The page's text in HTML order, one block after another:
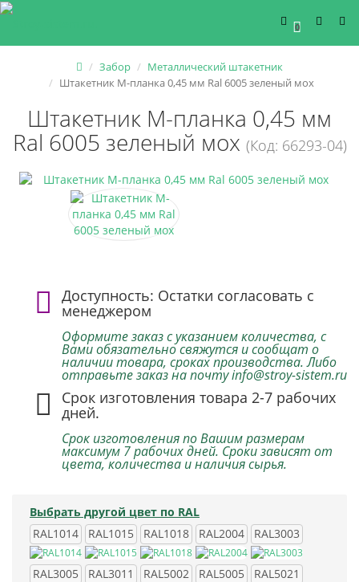
0
Забор
Металлический штакетник
Штакетник М-планка 0,45 мм Ral 6005 зеленый мох
Штакетник М-планка 0,45 мм
Ral 6005 зеленый мох (Код: 66293-04)
Доступность: Остатки согласовать с
менеджером
Оформите заказ с указанием количества, с
Вами обязательно свяжутся и сообщат о
наличии товара, сроках производства. Либо
отправьте заказ на почту info@stroy-sistem.ru
Срок изготовления товара 2-7 рабочих
дней.
Срок изготовления по Вашим размерам
максимум 7 рабочих дней. Сроки зависят от
цвета, количества и наличия сырья.
Выбрать другой цвет по RAL
RAL1014
RAL1015 RAL1018 RAL2004 RAL3003
RAL3005 RAL3011 RAL5002 RAL5005 RAL5021